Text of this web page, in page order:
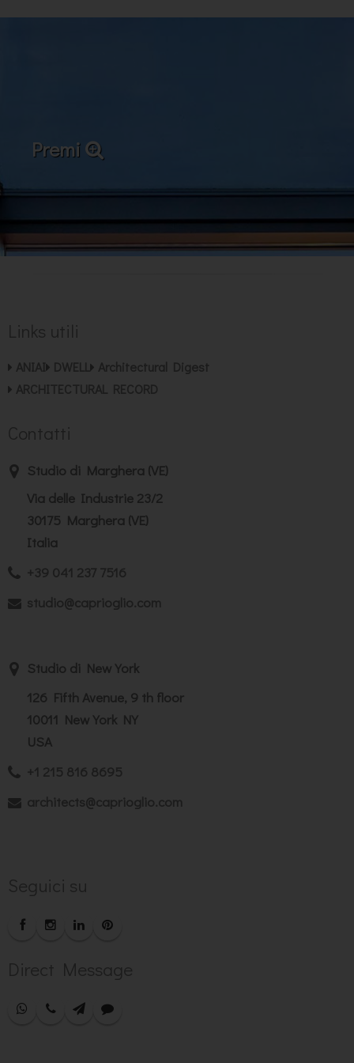
Premi
Links utili
ANIAI DWELL
Architectural Digest
ARCHITECTURAL RECORD
Contatti
Studio di Marghera (VE)
Via delle Industrie 23/2
30175 Marghera (VE)
Italia
+39 041 237 7516
studio@caprioglio.com
Studio di New York
126 Fifth Avenue, 9 th floor
10011 New York NY
USA
+1 215 816 8695
architects@caprioglio.com
Seguici su
Direct Message